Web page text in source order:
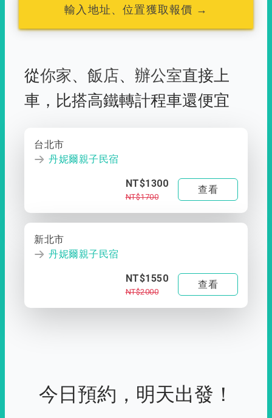
輸入地址、位置獲取報價 →
從你家、 飯店、 辦公室直接上
車， 比搭高鐵轉計程車還便宜
台北市
丹妮爾親子民宿
NT$1300
NT$1700
查看
新北市
丹妮爾親子民宿
NT$1550
NT$2000
查看
今日預約，明天出發！